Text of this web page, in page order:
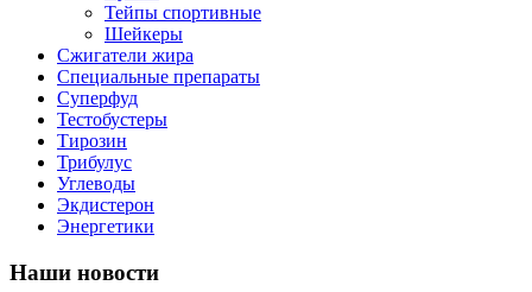
Тейпы спортивные
Шейкеры
Сжигатели жира
Специальные препараты
Суперфуд
Тестобустеры
Тирозин
Трибулус
Углеводы
Экдистерон
Энергетики
Наши новости